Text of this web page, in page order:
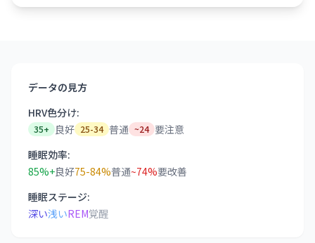
データの見方
HRV色分け:
35+ 良好 25-34 普通 ~24 要注意
睡眠効率:
85%+良好75-84%普通~74%要改善
睡眠ステージ:
深い浅いREM覚醒